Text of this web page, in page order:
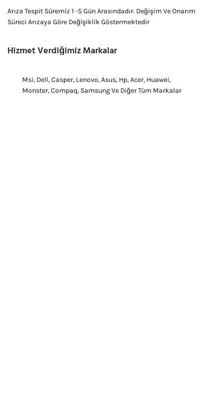
Arıza Tespit Süremiz 1 -5 Gün Arasındadır. Değişim Ve Onarım
Süreci Arızaya Göre Değişiklik Göstermektedir
Hizmet Verdiğimiz Markalar
Msi, Dell, Casper, Lenovo, Asus, Hp, Acer, Huawei,
Monster, Compaq, Samsung Ve Diğer Tüm Markalar